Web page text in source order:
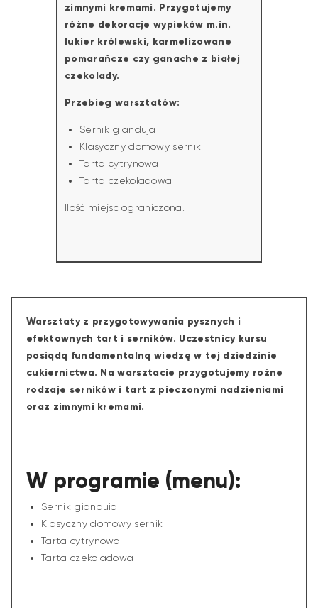
zimnymi kremami. Przygotujemy
różne dekoracje wypieków m.in.
lukier królewski, karmelizowane
pomarańcze czy ganache z białej
czekolady.
Przebieg warsztatów:
Sernik gianduja
Klasyczny domowy sernik
Tarta cytrynowa
Tarta czekoladowa
Ilość miejsc ograniczona.
Warsztaty z przygotowywania pysznych i
efektownych tart i serników. Uczestnicy kursu
posiądą fundamentalną wiedzę w tej dziedzinie
cukiernictwa. Na warsztacie przygotujemy rożne
rodzaje serników i tart z pieczonymi nadzieniami
oraz zimnymi kremami.
W programie (menu):
Sernik gianduia
Klasyczny domowy sernik
Tarta cytrynowa
Tarta czekoladowa